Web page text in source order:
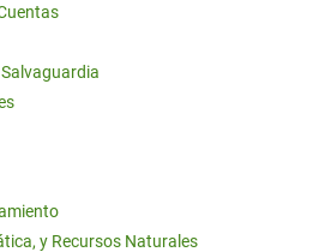
y Recursos Naturales